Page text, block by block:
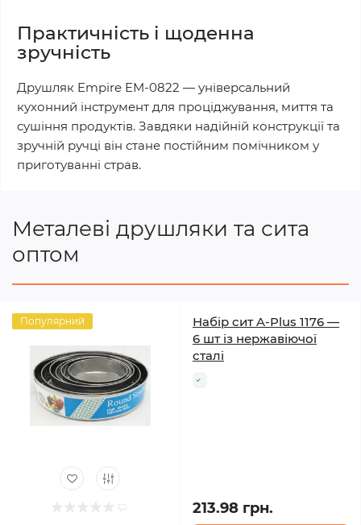
Практичність і щоденна
зручність
Друшляк Empire EM-0822 — універсальний
кухонний інструмент для проціджування, миття та
сушіння продуктів. Завдяки надійній конструкції та
зручній ручці він стане постійним помічником у
приготуванні страв.
Металеві друшляки та сита
оптом
Популярний
Набір сит A-Plus 1176 —
6 шт із нержавіючої
сталі
213.98 грн.